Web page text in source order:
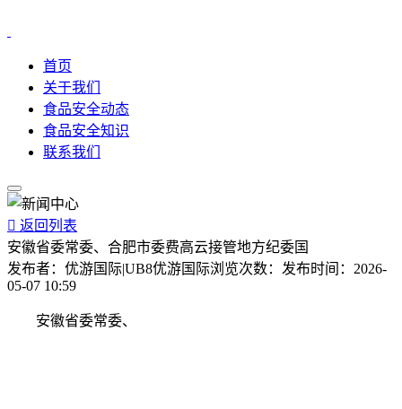
首页
关于我们
食品安全动态
食品安全知识
联系我们
 返回列表
安徽省委常委、合肥市委费高云接管地方纪委国
发布者： 优游国际|UB8优游国际浏览次数： 发布时间： 2026-
05-07 10:59
安徽省委常委、